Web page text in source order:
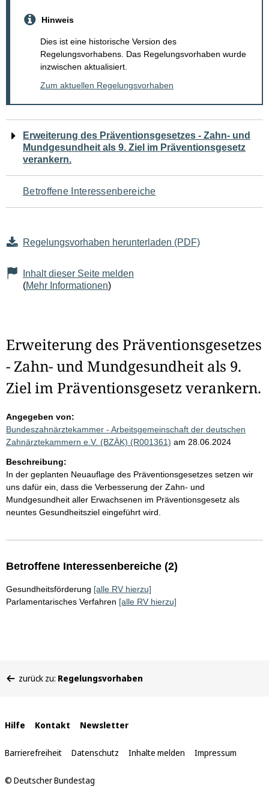
Hinweis
Dies ist eine historische Version des
Regelungsvorhabens. Das Regelungsvorhaben wurde
inzwischen aktualisiert.
Zum aktuellen Regelungsvorhaben
Navigation
für
den
Seiteninhalt
Erweiterung des Präventionsgesetzes - Zahn- und
Mundgesundheit als 9. Ziel im Präventionsgesetz
verankern.
Betroffene Interessenbereiche
Regelungsvorhaben herunterladen (PDF)
Inhalt dieser Seite melden
(Mehr Informationen)
Erweiterung des Präventionsgesetzes
- Zahn- und Mundgesundheit als 9.
Ziel im Präventionsgesetz verankern.
Angegeben von:
Bundeszahnärztekammer - Arbeitsgemeinschaft der deutschen
Zahnärztekammern e.V. (BZÄK) (R001361) am 28.06.2024
Beschreibung:
In der geplanten Neuauflage des Präventionsgesetzes setzen wir
uns dafür ein, dass die Verbesserung der Zahn- und
Mundgesundheit aller Erwachsenen im Präventionsgesetz als
neuntes Gesundheitsziel eingeführt wird.
Betroffene Interessenbereiche (2)
Gesundheitsförderung [alle RV hierzu]
Parlamentarisches Verfahren [alle RV hierzu]
befinden
zurück zu: Regelungsvorhaben
Interne
Links
Hilfe Kontakt Newsletter
Barrierefreiheit Datenschutz Inhalte melden Impressum
© Deutscher Bundestag